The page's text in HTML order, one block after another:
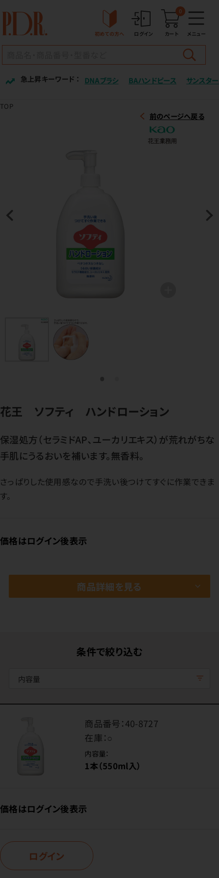
初めての方へ ログイン カート
0
メニュー
急上昇キーワード ： DNAブラシ BAハンドピース サンスター
TOP
前のページへ戻る
花王 ソフティ ハンドローション
保湿処方（セラミドAP、ユーカリエキス）が荒れがちな
手肌にうるおいを補います。無香料。
さっぱりした使用感なので手洗い後つけてすぐに作業できま
す。
価格はログイン後表示
商品詳細を見る
条件で絞り込む
内容量
商品番号：40-8727
在庫：○
内容量：
1本（550ml入）
価格はログイン後表示
ログイン